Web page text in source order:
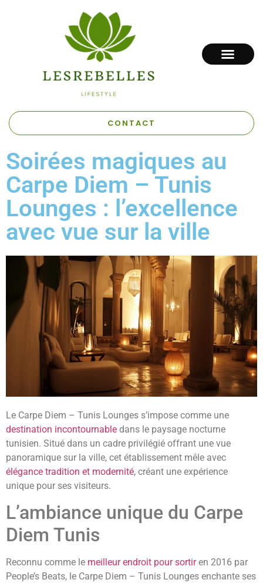
CONTACT
Soirées magiques au
Carpe Diem – Tunis
Lounges : l’excellence
avec vue sur la ville
Le Carpe Diem – Tunis Lounges s’impose comme une
destination incontournable dans le paysage nocturne
tunisien. Situé dans un cadre privilégié offrant une vue
panoramique sur la ville, cet établissement mêle avec
élégance tradition et modernité, créant une expérience
unique pour ses visiteurs.
L’ambiance unique du Carpe
Diem Tunis
Reconnu comme le meilleur endroit pour sortiren 2016 par
People’s Beats, le Carpe Diem – Tunis Lounges enchante ses